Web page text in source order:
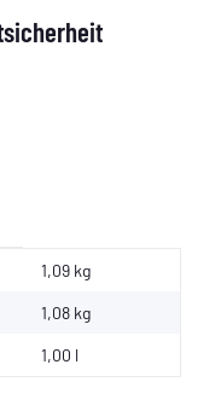
1,09 kg
1,08 kg
1,00 l